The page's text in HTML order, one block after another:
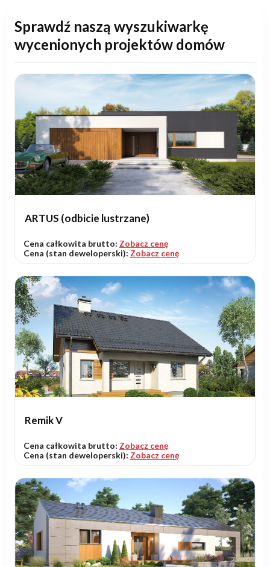
Sprawdź naszą wyszukiwarkę
wycenionych projektów domów
ARTUS (odbicie lustrzane)
Cena całkowita brutto: Zobacz cenę
Cena (stan deweloperski): Zobacz cenę
Remik V
Cena całkowita brutto: Zobacz cenę
Cena (stan deweloperski): Zobacz cenę